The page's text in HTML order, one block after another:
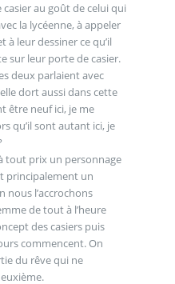
au goût de celui qui
la lycéenne, à appeler
à leur dessiner ce qu’il
sur leur porte de casier.
deux parlaient avec
dort aussi dans cette
être neuf ici, je me
qu’il sont autant ici, je
tout prix un personnage
principalement un
nous l’accrochons
de tout à l’heure
des casiers puis
commencent. On
du rêve qui ne